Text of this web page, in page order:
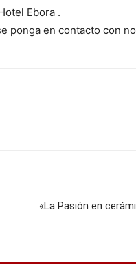
Ebora .
ponga en contacto con
«La Pasión en